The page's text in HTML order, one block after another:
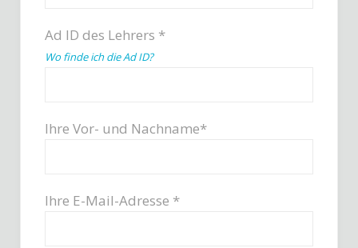
Ad ID des Lehrers *
Wo finde ich die Ad ID?
Ihre Vor- und Nachname*
Ihre E-Mail-Adresse *